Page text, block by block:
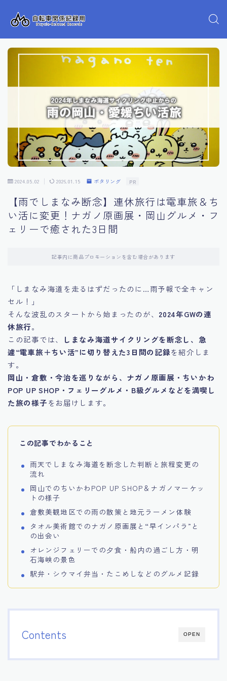
2024.05.02 2026.01.15 ポタリング PR
【雨でしまなみ断念】連休旅行は電車旅＆ち
い活に変更！ナガノ原画展・岡山グルメ・フ
ェリーで癒された3日間
記事内に商品プロモーションを含む場合があります
「しまなみ海道を走るはずだったのに…雨予報で全キャン
セル！」
そんな波乱のスタートから始まったのが、 2024年GWの連
休旅行。
この記事では、
しまなみ海道サイクリングを断念し、急
遽“電車旅＋ちい活”に切り替えた3日間の記録を紹介しま
す。
岡山・倉敷・今治を巡りながら、ナガノ原画展・ちいかわ
POP UP SHOP・フェリーグルメ・B級グルメなどを満喫し
た旅の様子をお届けします。
この記事でわかること
雨天でしまなみ海道を断念した判断と旅程変更の
流れ
岡山でのちいかわPOP UP SHOP＆ナガノマーケッ
トの様子
倉敷美観地区での雨の散策と地元ラーメン体験
タオル美術館でのナガノ原画展と“早インパラ”と
の出会い
オレンジフェリーでの夕食・船内の過ごし方・明
石海峡の景色
駅弁・シウマイ弁当・たこめしなどのグルメ記録
OPEN
Contents